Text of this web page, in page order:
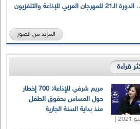
بالصور... الدورة الـ21 للمهرجان العربي للإذاعة والتلفزيون
المزيد من الصور
قراءة
مريم شرفي للإذاعة: 700 إخطار
حول المساس بحقوق الطفل
منذ بداية السنة الجارية